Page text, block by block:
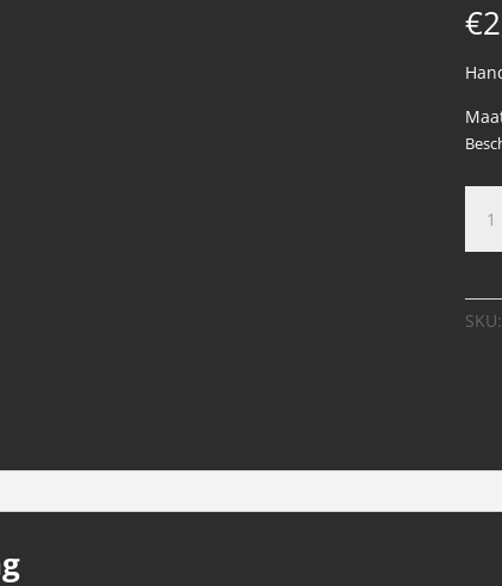
€
M
SKU: